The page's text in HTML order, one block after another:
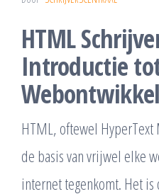
HTML
Introductie
HTML, oftewel
de basis van vrijwel elke
internet tegenkomt. Het is